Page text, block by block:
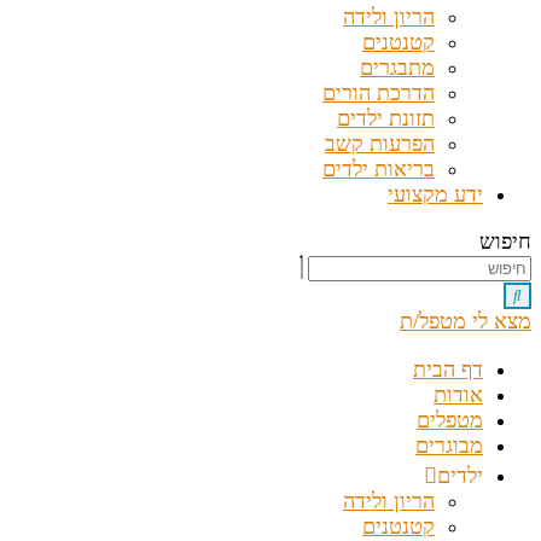
הריון ולידה
קטנטנים
מתבגרים
הדרכת הורים
תזונת ילדים
הפרעות קשב
בריאות ילדים
ידע מקצועי
חיפוש
מצא לי מטפל/ת
דף הבית
אודות
מטפלים
מבוגרים
ילדים
הריון ולידה
קטנטנים